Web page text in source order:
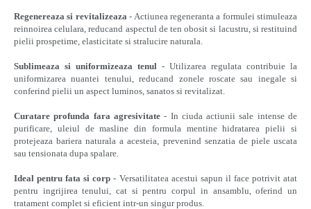
Regenereaza si revitalizeaza- Actiunea regeneranta a formulei stimuleaza
reinnoirea celulara, reducand aspectul de ten obosit si lacustru, si restituind
pielii prospetime, elasticitate si stralucire naturala.
Sublimeaza si uniformizeaza tenul - Utilizarea regulata contribuie la
uniformizarea nuantei tenului, reducand zonele roscate sau inegale si
conferind pielii un aspect luminos, sanatos si revitalizat.
Curatare profunda fara agresivitate- In ciuda actiunii sale intense de
purificare, uleiul de masline din formula mentine hidratarea pielii si
protejeaza bariera naturala a acesteia, prevenind senzatia de piele uscata
sau tensionata dupa spalare.
Ideal pentru fata si corp - Versatilitatea acestui sapun il face potrivit atat
pentru ingrijirea tenului, cat si pentru corpul in ansamblu, oferind un
tratament complet si eficient intr-un singur produs.